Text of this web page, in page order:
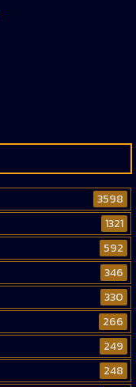
3598
1321
592
346
330
266
249
248